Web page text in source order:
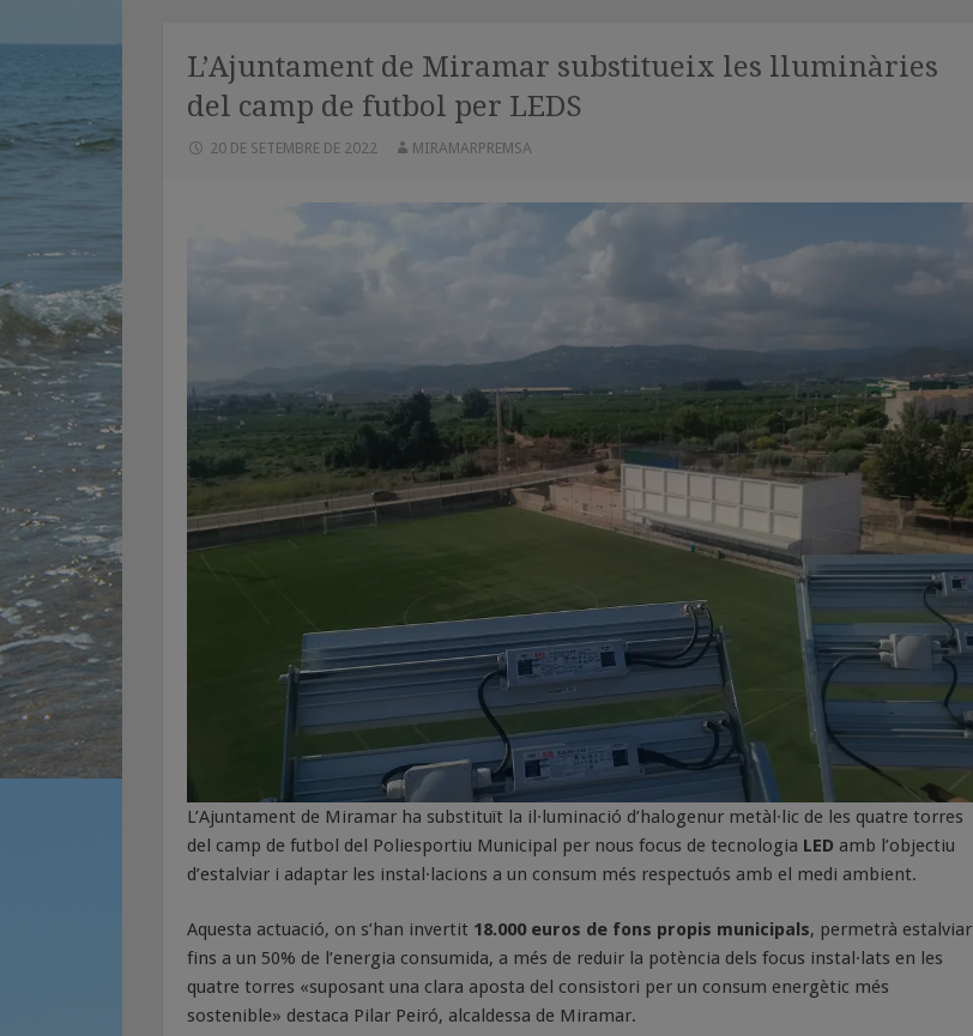
L’Ajuntament de Miramar substitueix les lluminàries
del camp de futbol per LEDS
20 DE SETEMBRE DE 2022 MIRAMARPREMSA
L’Ajuntament de Miramar ha substituït la il·luminació d’halogenur metàl·lic de les quatre torres
del camp de futbol del Poliesportiu Municipal per nous focus de tecnologia LED amb l’objectiu
d’estalviar i adaptar les instal·lacions a un consum més respectuós amb el medi ambient.
Aquesta actuació, on s’han invertit 18.000 euros de fons propis municipals, permetrà estalviar
fins a un 50% de l’energia consumida, a més de reduir la potència dels focus instal·lats en les
quatre torres «suposant una clara aposta del consistori per un consum energètic més
sostenible» destaca Pilar Peiró, alcaldessa de Miramar.